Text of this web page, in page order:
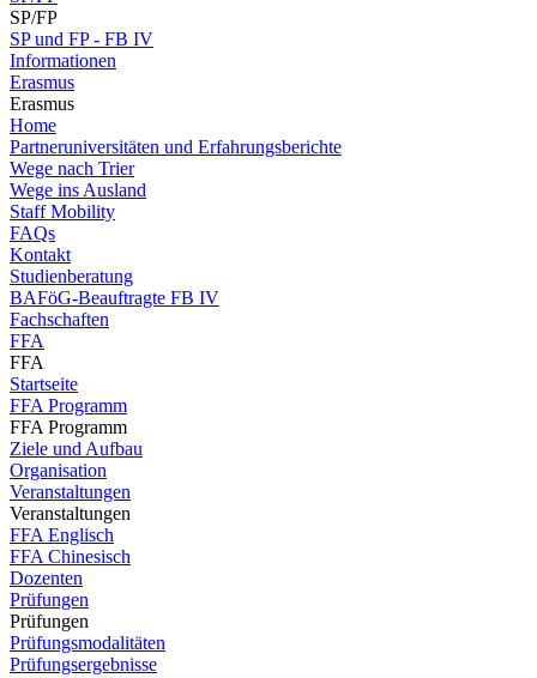
SP/FP
SP und FP - FB IV
Informationen
Erasmus
Erasmus
Home
Partneruniversitäten und Erfahrungsberichte
Wege nach Trier
Wege ins Ausland
Staff Mobility
FAQs
Kontakt
Studienberatung
BAFöG-Beauftragte FB IV
Fachschaften
FFA
FFA
Startseite
FFA Programm
FFA Programm
Ziele und Aufbau
Organisation
Veranstaltungen
Veranstaltungen
FFA Englisch
FFA Chinesisch
Dozenten
Prüfungen
Prüfungen
Prüfungsmodalitäten
Prüfungsergebnisse